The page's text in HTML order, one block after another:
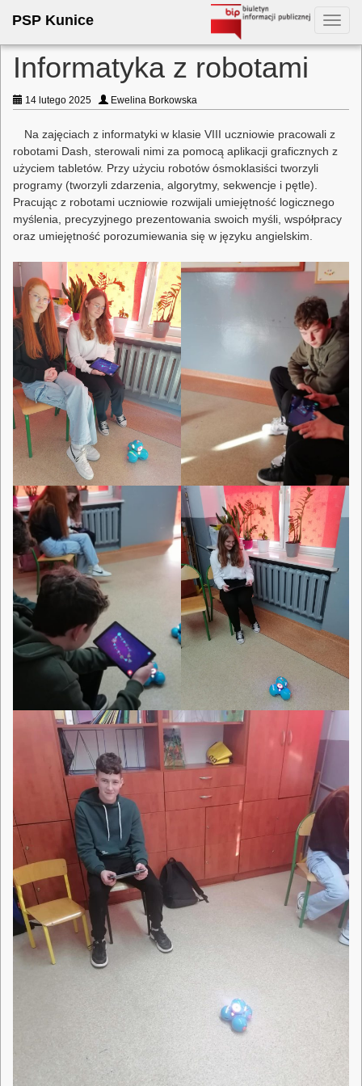
PSP Kunice
Informatyka z robotami
14 lutego 2025 Ewelina Borkowska
Na zajęciach z informatyki w klasie VIII uczniowie pracowali z
robotami Dash, sterowali nimi za pomocą aplikacji graficznych z
użyciem tabletów. Przy użyciu robotów ósmoklasiści tworzyli
programy (tworzyli zdarzenia, algorytmy, sekwencje i pętle).
Pracując z robotami uczniowie rozwijali umiejętność logicznego
myślenia, precyzyjnego prezentowania swoich myśli, współpracy
oraz umiejętność porozumiewania się w języku angielskim.